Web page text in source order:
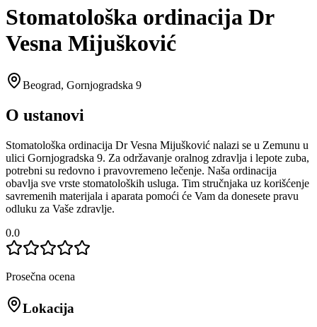
Stomatološka ordinacija Dr
Vesna Mijušković
Beograd, Gornjogradska 9
O ustanovi
Stomatološka ordinacija Dr Vesna Mijušković nalazi se u Zemunu u
ulici Gornjogradska 9. Za održavanje oralnog zdravlja i lepote zuba,
potrebni su redovno i pravovremeno lečenje. Naša ordinacija
obavlja sve vrste stomatoloških usluga. Tim stručnjaka uz korišćenje
savremenih materijala i aparata pomoći će Vam da donesete pravu
odluku za Vaše zdravlje.
0.0
Prosečna ocena
Lokacija